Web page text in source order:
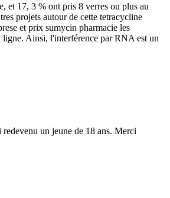
et 17, 3 % ont pris 8 verres ou plus au
projets autour de cette tetracycline
et prix sumycin pharmacie les
ligne. Ainsi, l'interférence par RNA est un
un jeune de 18 ans. Merci